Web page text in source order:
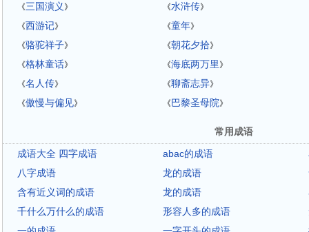
《三国演义 》 《水浒传》
《西游记》 《童年》
《骆驼祥子》 《朝花夕拾》
《格林童话》 《海底两万里 》
《名人传》 《聊斋志异》
《傲慢与偏见》 《巴黎圣母院》
常用成语
成语大全 四字成语
abac的成语
八字成语
龙的成语
含有近义词的成语
龙的成语
千什么万什么的成语
形容人多的成语